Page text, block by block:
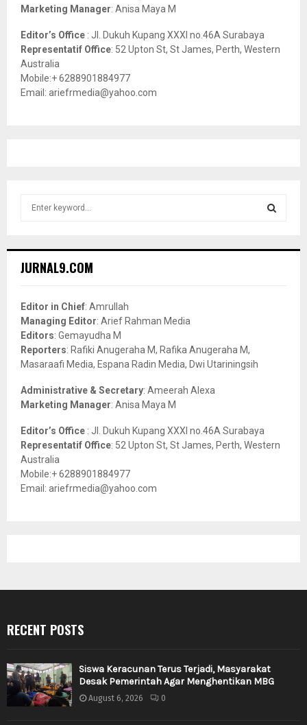
Marketing Manager: Anisa Maya M
Editor’s Office : Jl. Dukuh Kupang XXXI no.46A Surabaya
Representatif Office: 52 Upton St, St James, Perth, Western
Australia
Mobile:+ 6288901884977
Email: ariefrmedia@yahoo.com
h
o
r
:
JURNAL9.COM
Editor in Chief: Amrullah
Managing Editor: Arief Rahman Media
Editors: Gemayudha M
Reporters: Rafiki Anugeraha M, Rafika Anugeraha M,
Masaraafi Media, Espana Radin Media, Dwi Utariningsih
Administrative & Secretary: Ameerah Alexa
Marketing Manager: Anisa Maya M
Editor’s Office : Jl. Dukuh Kupang XXXI no.46A Surabaya
Representatif Office: 52 Upton St, St James, Perth, Western
Australia
Mobile:+ 6288901884977
Email: ariefrmedia@yahoo.com
RECENT POSTS
Siswa Keracunan Terus Terjadi, Masyarakat
Desak Pemerintah Agar Menghentikan MBG
August 6, 2026 0